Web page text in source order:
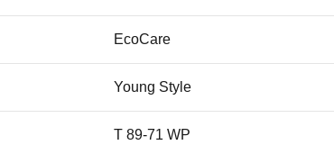
EcoCare
Young Style
T 89-71 WP